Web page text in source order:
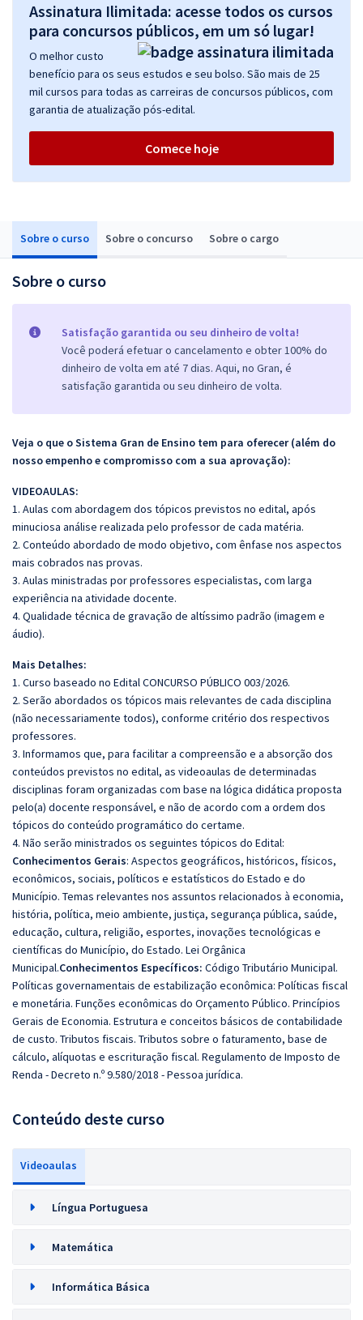
Sobre o curso Sobre o concurso Sobre o cargo
Sobre o curso
Satisfação garantida ou seu dinheiro de volta!
Você poderá efetuar o cancelamento e obter 100% do
dinheiro de volta em até 7 dias. Aqui, no Gran, é
satisfação garantida ou seu dinheiro de volta.
Veja o que o Sistema Gran de Ensino tem para oferecer (além do
nosso empenho e compromisso com a sua aprovação):
VIDEOAULAS:
1. Aulas com abordagem dos tópicos previstos no edital, após
minuciosa análise realizada pelo professor de cada matéria.
2. Conteúdo abordado de modo objetivo, com ênfase nos aspectos
mais cobrados nas provas.
3. Aulas ministradas por professores especialistas, com larga
experiência na atividade docente.
4. Qualidade técnica de gravação de altíssimo padrão (imagem e
áudio).
Mais Detalhes:
1. Curso baseado no Edital CONCURSO PÚBLICO 003/2026.
2. Serão abordados os tópicos mais relevantes de cada disciplina
(não necessariamente todos), conforme critério dos respectivos
professores.
3. Informamos que, para facilitar a compreensão e a absorção dos
conteúdos previstos no edital, as videoaulas de determinadas
disciplinas foram organizadas com base na lógica didática proposta
pelo(a) docente responsável, e não de acordo com a ordem dos
tópicos do conteúdo programático do certame.
4. Não serão ministrados os seguintes tópicos do Edital:
Conhecimentos Gerais: Aspectos geográficos, históricos, físicos,
econômicos, sociais, políticos e estatísticos do Estado e do
Município. Temas relevantes nos assuntos relacionados à economia,
história, política, meio ambiente, justiça, segurança pública, saúde,
educação, cultura, religião, esportes, inovações tecnológicas e
científicas do Município, do Estado. Lei Orgânica
Municipal.Conhecimentos Específicos: Código Tributário Municipal.
Políticas governamentais de estabilização econômica: Políticas fiscal
e monetária. Funções econômicas do Orçamento Público. Princípios
Gerais de Economia. Estrutura e conceitos básicos de contabilidade
de custo. Tributos fiscais. Tributos sobre o faturamento, base de
cálculo, alíquotas e escrituração fiscal. Regulamento de Imposto de
Renda - Decreto n.º 9.580/2018 - Pessoa jurídica.
Conteúdo deste curso
Videoaulas
Língua Portuguesa
Matemática
Informática Básica
Assinatura Ilimitada: acesse todos os cursos
para concursos públicos, em um só lugar!
O melhor custo
benefício para os seus estudos e seu bolso. São mais de 25
mil cursos para todas as carreiras de concursos públicos, com
garantia de atualização pós-edital.
Comece hoje